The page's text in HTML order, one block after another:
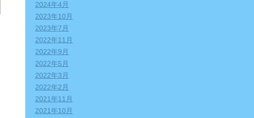
2024年4月
2023年10月
2023年7月
2022年11月
2022年9月
2022年5月
2022年3月
2022年2月
2021年11月
2021年10月